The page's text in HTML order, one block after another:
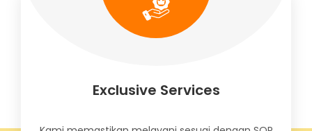
Exclusive Services